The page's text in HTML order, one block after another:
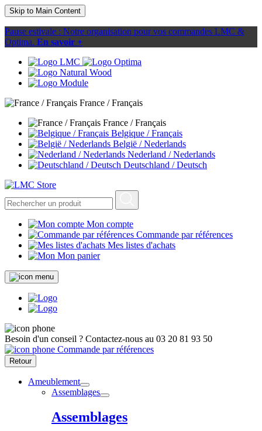
Skip to Main Content
Pause estivale : Notre organisation pour vos commandes LMC &
Optima. En savoir +
France / Français
France / Français
Belgique / Français
België / Nederlands
Nederland / Nederlands
Deutschland / Deutsch
Mon compte
Commande par références
Mes listes d'achats
Mon panier
Besoin d'un conseil ? Contactez-nous au 03 20 81 93 50
Commande par références
Retour
Ameublement
Assemblages
Assemblages